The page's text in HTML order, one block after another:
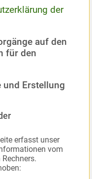
der
auf den
für den
und Erstellung
erfasst unser
vom